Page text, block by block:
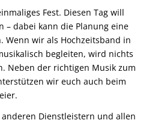
Fest. Diesen Tag will
– dabei kann die Planung eine
Wenn wir als Hochzeitsband in
begleiten, wird nichts
Neben der richtigen Musik zum
wir euch auch beim
Dienstleistern und allen